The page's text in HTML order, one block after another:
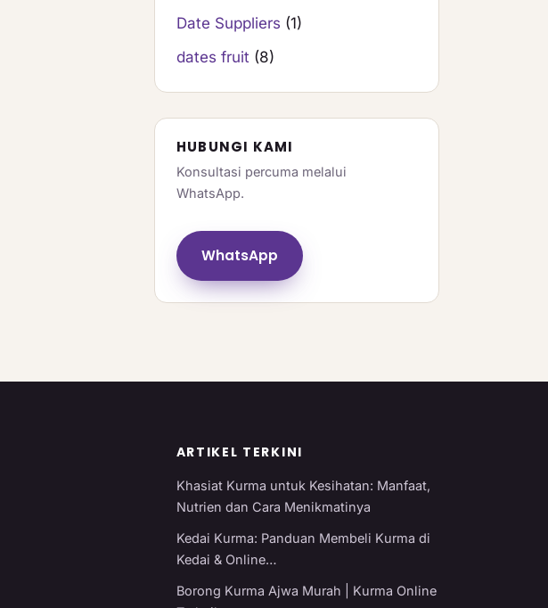
Date Suppliers (1)
dates fruit (8)
HUBUNGI KAMI
Konsultasi percuma melalui
WhatsApp.
WhatsApp
ARTIKEL TERKINI
Khasiat Kurma untuk Kesihatan: Manfaat,
Nutrien dan Cara Menikmatinya
Kedai Kurma: Panduan Membeli Kurma di
Kedai & Online…
Borong Kurma Ajwa Murah | Kurma Online